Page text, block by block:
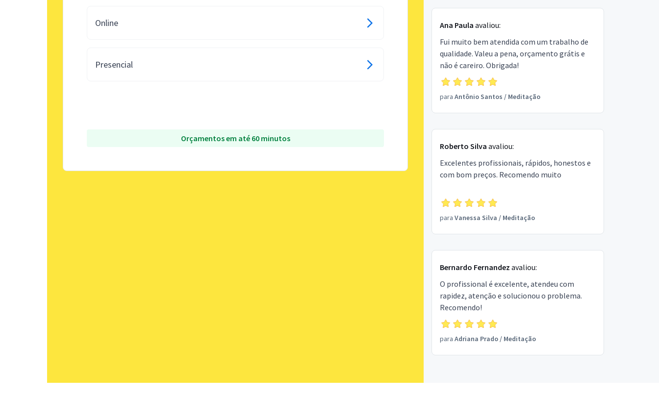
Online
Presencial
Orçamentos em até 60 minutos
Ana Paula avaliou:
Fui muito bem atendida com um trabalho de
qualidade. Valeu a pena, orçamento grátis e
não é careiro. Obrigada!
para Antônio Santos / Meditação
Roberto Silva avaliou:
Excelentes profissionais, rápidos, honestos e
com bom preços. Recomendo muito
para Vanessa Silva / Meditação
Bernardo Fernandez avaliou:
O profissional é excelente, atendeu com
rapidez, atenção e solucionou o problema.
Recomendo!
para Adriana Prado/ Meditação